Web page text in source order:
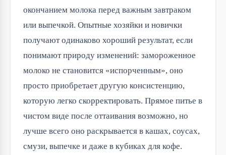
окончанием молока перед важным завтраком
или выпечкой. Опытные хозяйки и новички
получают одинаково хороший результат, если
понимают природу изменений: замороженное
молоко не становится «испорченным», оно
просто приобретает другую консистенцию,
которую легко скорректировать. Прямое питье в
чистом виде после оттаивания возможно, но
лучше всего оно раскрывается в кашах, соусах,
смузи, выпечке и даже в кубиках для кофе.